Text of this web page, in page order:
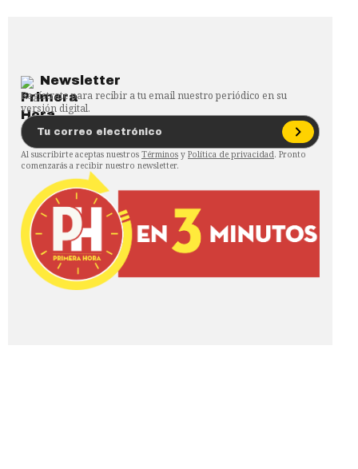
Newsletter
Regístrate para recibir a tu email nuestro periódico en su
versión digital.
Al suscribirte aceptas nuestros Términos y Política de privacidad. Pronto
comenzarás a recibir nuestro newsletter.